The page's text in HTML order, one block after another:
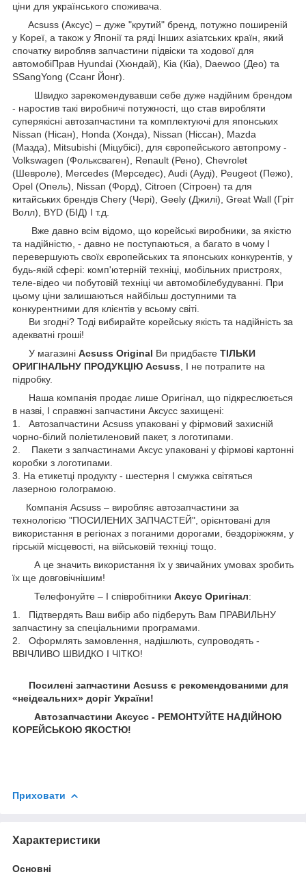
ціни для українського споживача.
Acsuss (Аксус) – дуже "крутий" бренд, потужно поширеній
у Кореї, а також у Японії та ряді Інших азіатських країн, який
спочатку виробляв запчастини підвіски та ходової для
автомобіПрав Hyundai (Хюндай), Kia (Кіа), Daewoo (Део) та
SSangYong (Ссанг Йонг).
Швидко зарекомендувавши себе дуже надійним брендом
- наростив такі виробничі потужності, що став виробляти
суперякісні автозапчастини та комплектуючі для японських
Nissan (Нісан), Honda (Хонда), Nissan (Ніссан), Mazda
(Мазда), Mitsubishi (Міцубісі), для європейського автопрому -
Volkswagen (Фольксваген), Renault (Рено), Chevrolet
(Шевроле), Mercedes (Мерседес), Audi (Ауді), Peugeot (Пежо),
Opel (Опель), Nissan (Форд), Citroen (Сітроен) та для
китайських брендів Chery (Чері), Geely (Джилі), Great Wall (Гріт
Волл), BYD (БІД) І т.д.
Вже давно всім відомо, що корейські виробники, за якістю
та надійністю, - давно не поступаються, а багато в чому І
перевершують своїх європейських та японських конкурентів, у
будь-якій сфері: комп'ютерній техніці, мобільних пристроях,
теле-відео чи побутовій техніці чи автомобілебудуванні. При
цьому ціни залишаються найбільш доступними та
конкурентними для клієнтів у всьому світі.
Ви згодні? Тоді вибирайте корейську якість та надійність за
адекватні гроші!
У магазині Acsuss Original Ви придбаєте ТІЛЬКИ
ОРИГІНАЛЬНУ ПРОДУКЦІЮ Acsuss , І не потрапите на
підробку.
Наша компанія продає лише Оригінал, що підкреслюється
в назві, І справжні запчастини Аксусс захищені:
1. Автозапчастини Acsuss упаковані у фірмовий захисній
чорно-білий поліетиленовий пакет, з логотипами.
2. Пакети з запчастинами Аксус упаковані у фірмові картонні
коробки з логотипами.
3. На етикетці продукту - шестерня І смужка світяться
лазерною голограмою.
Компанія Acsuss – виробляє автозапчастини за
технологією "ПОСИЛЕНИХ ЗАПЧАСТЕЙ", орієнтовані для
використання в регіонах з поганими дорогами, бездоріжжям, у
гірській місцевості, на військовій техніці тощо.
А це значить використання їх у звичайних умовах зробить
їх ще довговічнішим!
Телефонуйте – І співробітники Аксус Оригінал:
1. Підтвердять Ваш вибір або підберуть Вам ПРАВИЛЬНУ
запчастину за спеціальними програмами.
2. Оформлять замовлення, надішлють, супроводять -
ВВІЧЛИВО ШВИДКО І ЧІТКО!
Посилені запчастини Acsuss є рекомендованими для
«неідеальних» доріг України!
Автозапчастини Аксусс - РЕМОНТУЙТЕ НАДІЙНОЮ
КОРЕЙСЬКОЮ ЯКОСТЮ!
Приховати
Характеристики
Основні